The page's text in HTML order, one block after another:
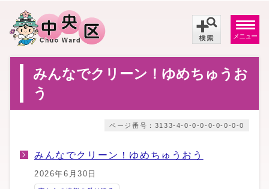
メニュー
みんなでクリーン！ゆめちゅうお
う
ページ番号：3133-4-0-0-0-0-0-0-0-0
みんなでクリーン！ゆめちゅうおう
2026年6月30日